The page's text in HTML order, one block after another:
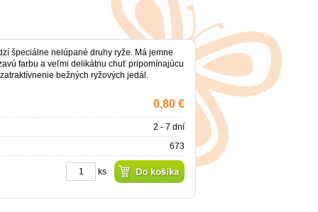
špeciálne nelúpané druhy ryže. Má jemne
farbu a veľmi delikátnu chuť pripomínajúcu
bežných ryžových jedál.
0,80 €
2 - 7 dní
673
ks